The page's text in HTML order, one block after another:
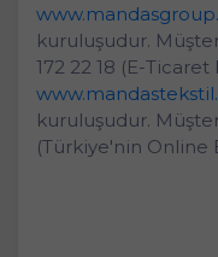
kuruluşudur.
172 22 18 (E-Ticaret
kuruluşudur.
(Türkiye'nin Online